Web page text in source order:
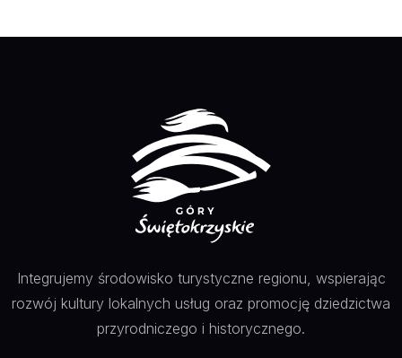
Integrujemy środowisko turystyczne regionu, wspierając
rozwój kultury lokalnych usług oraz promocję dziedzictwa
przyrodniczego i historycznego.